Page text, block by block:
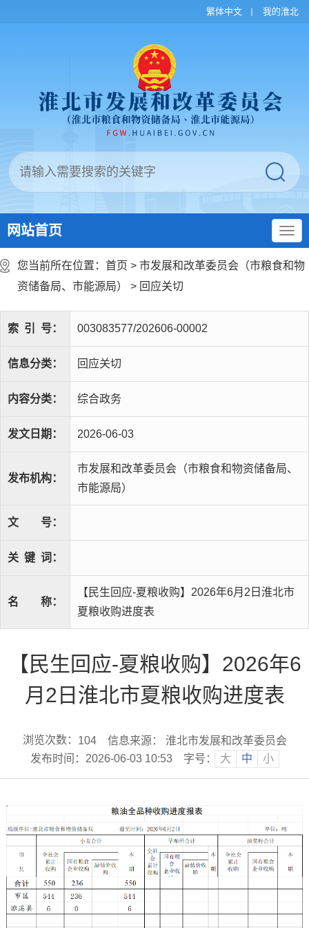
繁体中文 我的淮北
网站首页
您当前所在位置： 首页 > 市发展和改革委员会（市粮食和物
资储备局、市能源局）
> 回应关切
索 引 号： 003083577/202606-00002
信息分类： 回应关切
内容分类： 综合政务
发文日期： 2026-06-03
发布机构：
市发展和改革委员会（市粮食和物资储备局、
市能源局）
文 号：
关 键 词：
名 称：
【民生回应-夏粮收购】2026年6月2日淮北市
夏粮收购进度表
【民生回应-夏粮收购】2026年6
月2日淮北市夏粮收购进度表
浏览次数： 104
信息来源： 淮北市发展和改革委员会
发布时间：2026-06-03 10:53
字号： 大 中 小